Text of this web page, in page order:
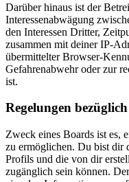
Darüber hinaus ist der
Interessenabwägung
den Interessen Dritter,
zusammen mit deiner IP-
übermittelter Browser-
Gefahrenabwehr oder zur
ist.
Regelungen
Zweck eines Boards ist es,
zu ermöglichen. Du bist dir
Profils und die von dir
zugänglich sein können.